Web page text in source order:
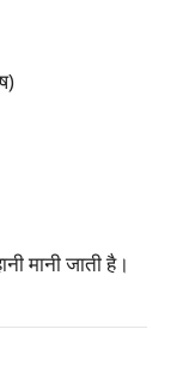
मानी जाती है।